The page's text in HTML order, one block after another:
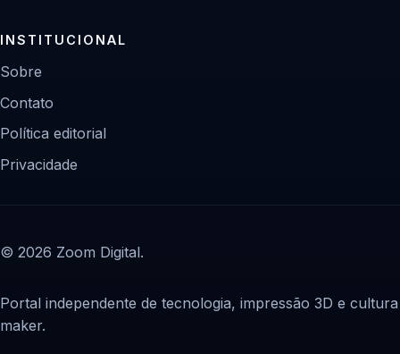
INSTITUCIONAL
Sobre
Contato
Política editorial
Privacidade
© 2026 Zoom Digital.
Portal independente de tecnologia, impressão 3D e cultura
maker.